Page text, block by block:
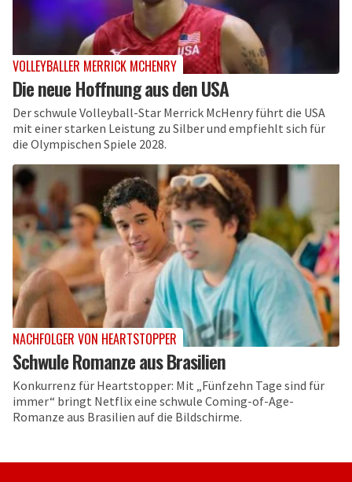
VOLLEYBALLER MERRICK MCHENRY
Die neue Hoffnung aus den USA
Der schwule Volleyball-Star Merrick McHenry führt die USA
mit einer starken Leistung zu Silber und empfiehlt sich für
die Olympischen Spiele 2028.
NACHFOLGER VON HEARTSTOPPER
Schwule Romanze aus Brasilien
Konkurrenz für Heartstopper: Mit „Fünfzehn Tage sind für
immer“ bringt Netflix eine schwule Coming-of-Age-
Romanze aus Brasilien auf die Bildschirme.